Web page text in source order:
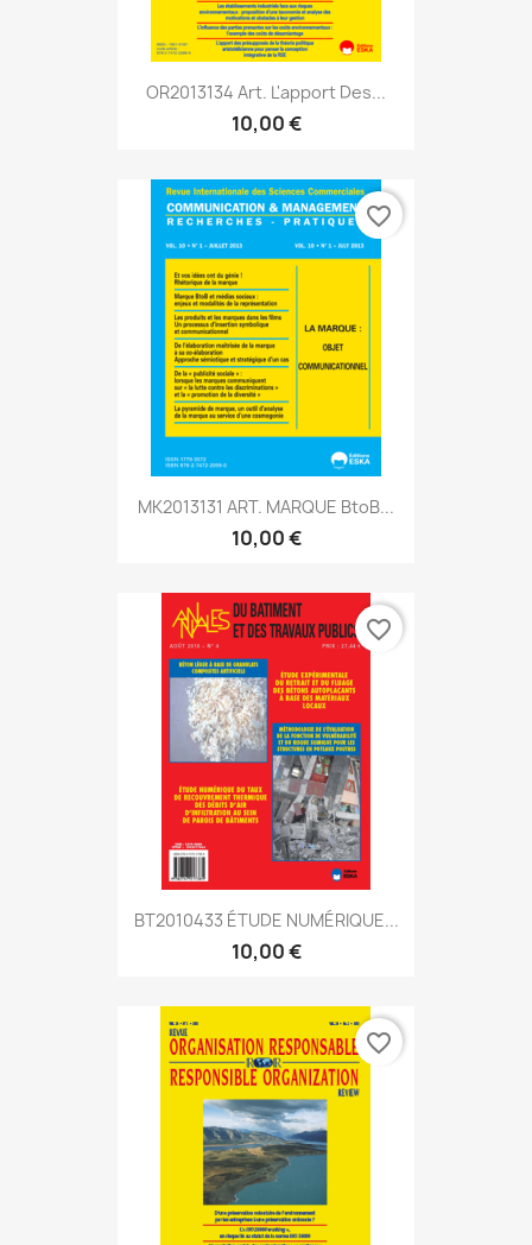
OR2013134 Art. L'apport Des...
10,00 €
MK2013131 ART. MARQUE BtoB...
10,00 €
favorite_border
BT2010433 ÉTUDE NUMÉRIQUE...
10,00 €
favorite_border
favorite_border